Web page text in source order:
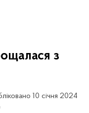
з
10 січня 2024